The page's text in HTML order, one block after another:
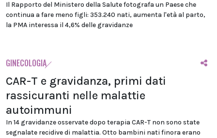
Il Rapporto del Ministero della Salute fotografa un Paese che
continua a fare meno figli: 353.240 nati, aumenta l'età al parto,
la PMA interessa il 4,6% delle gravidanze
GINECOLOGIA
CAR-T e gravidanza, primi dati
rassicuranti nelle malattie
autoimmuni
In 14 gravidanze osservate dopo terapia CAR-T non sono state
segnalate recidive di malattia. Otto bambini nati finora erano